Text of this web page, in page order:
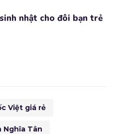
nhật cho đôi bạn trẻ
Việt giá rẻ
Nghĩa Tân